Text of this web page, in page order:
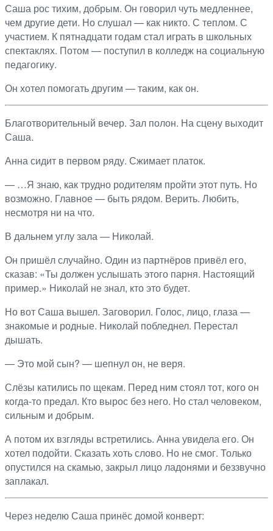
Саша рос тихим, добрым. Он говорил чуть медленнее,
чем другие дети. Но слушал — как никто. С теплом. С
участием. К пятнадцати годам стал играть в школьных
спектаклях. Потом — поступил в колледж на социальную
педагогику.
Он хотел помогать другим — таким, как он.
Благотворительный вечер. Зал полон. На сцену выходит
Саша.
Анна сидит в первом ряду. Сжимает платок.
— …Я знаю, как трудно родителям пройти этот путь. Но
возможно. Главное — быть рядом. Верить. Любить,
несмотря ни на что.
В дальнем углу зала — Николай.
Он пришёл случайно. Один из партнёров привёл его,
сказав: «Ты должен услышать этого парня. Настоящий
пример.» Николай не знал, кто это будет.
Но вот Саша вышел. Заговорил. Голос, лицо, глаза —
знакомые и родные. Николай побледнел. Перестал
дышать.
— Это мой сын? — шепнул он, не веря.
Слёзы катились по щекам. Перед ним стоял тот, кого он
когда-то предал. Кто вырос без него. Но стал человеком,
сильным и добрым.
А потом их взгляды встретились. Анна увидела его. Он
хотел подойти. Сказать хоть слово. Но не смог. Только
опустился на скамью, закрыл лицо ладонями и беззвучно
заплакал.
Через неделю Саша принёс домой конверт: